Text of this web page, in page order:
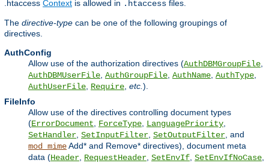
.htaccess Context is allowed in .htaccess files.
The directive-type can be one of the following groupings of
directives.
AuthConfig
Allow use of the authorization directives (AuthDBMGroupFile
AuthDBMUserFile AuthGroupFile AuthName AuthType
AuthUserFile Require etc. ).
FileInfo
Allow use of the directives controlling document types
(ErrorDocument ForceType LanguagePriority
SetHandler SetInputFilter SetOutputFilter , and
mod_mimeAdd* and Remove* directives), document meta
data (Header RequestHeader SetEnvIf SetEnvIfNoCase